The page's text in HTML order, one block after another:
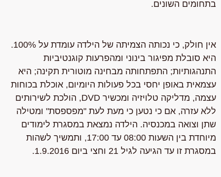
בתחומים השונים.
אין חולק, כי נכותה הצמיתה של הילדה עומדת על 100%.
היא סובלת מפיגור בינוני ומהפרעות קוגנטיביות
התנהגותיות; התפתחותה מבחינה מוטורית תקינה; היא
עצמאית באופן יחסי בכל פעולות היומיום, אוכלת בכוחות
עצמה, מדליקה טלויזיה ומכשיר DVD, הולכת לשירותים
ללא עזרה, אם כי נטען כי מעת לעת "מפספסת" ומטילה
שתן וצואה במכנסיה. הילדה נמצאת במסגרת לימודים
מיוחדת בין השעות 08:00 עד 17:00, ותמשיך לשהות
במסגרת זו עד הגיעה לגיל 21 וחצי ביום 1.9.2016.